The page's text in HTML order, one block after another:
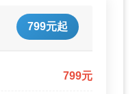
799元起
799元